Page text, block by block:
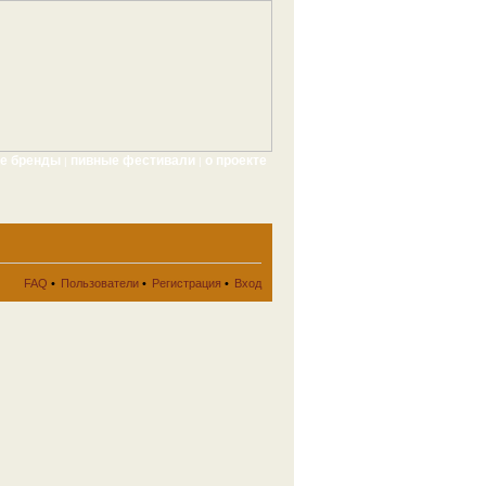
бренды пивные фестивали о проекте
FAQ • Пользователи • Регистрация • Вход